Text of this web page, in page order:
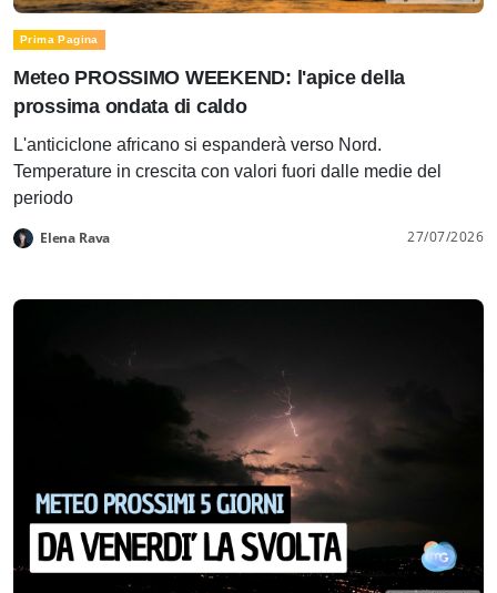
Prima Pagina
Meteo PROSSIMO WEEKEND: l'apice della
prossima ondata di caldo
L'anticiclone africano si espanderà verso Nord.
Temperature in crescita con valori fuori dalle medie del
periodo
Elena Rava 27/07/2026